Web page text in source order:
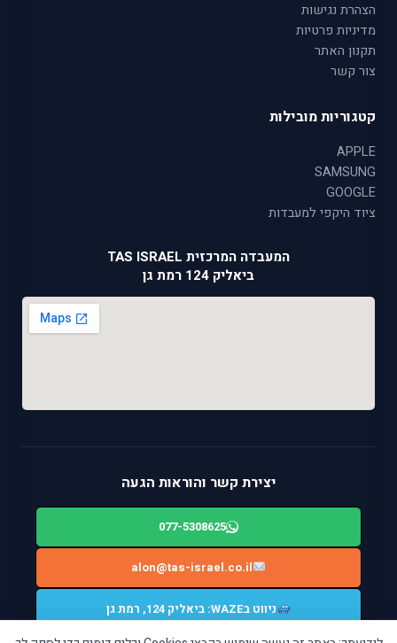
הצהרת נגישות
מדיניות פרטיות
תקנון האתר
צור קשר
קטגוריות מובילות
APPLE
SAMSUNG
GOOGLE
ציוד היקפי למעבדות
המעבדה המרכזית TAS ISRAEL
ביאליק 124 רמת גן
יצירת קשר והוראות הגעה
077-5308625
alon@tas-israel.co.il
ניווט בWAZE: ביאליק 124, רמת גן